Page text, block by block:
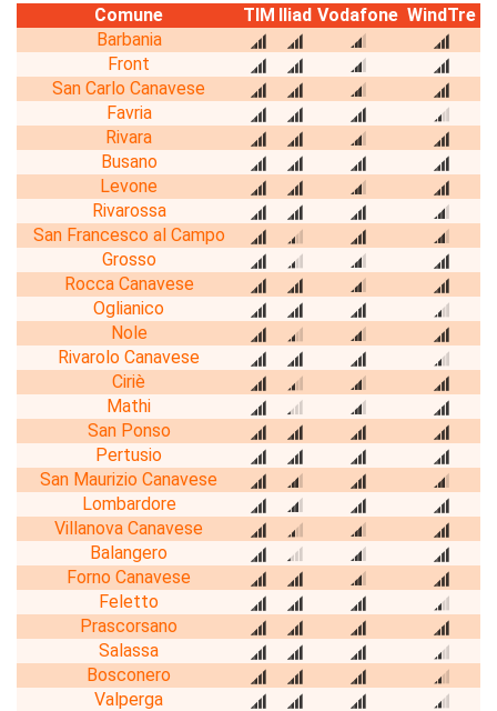
Comune TIM Iliad Vodafone WindTre
Barbania
Front
San Carlo Canavese
Favria
Rivara
Busano
Levone
Rivarossa
San Francesco al Campo
Grosso
Rocca Canavese
Oglianico
Nole
Rivarolo Canavese
Ciriè
Mathi
San Ponso
Pertusio
San Maurizio Canavese
Lombardore
Villanova Canavese
Balangero
Forno Canavese
Feletto
Prascorsano
Salassa
Bosconero
Valperga